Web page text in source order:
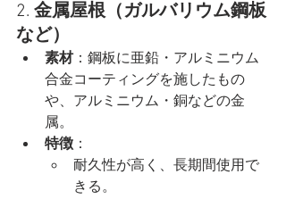
2. 金属屋根（ガルバリウム鋼板
など）
素材：鋼板に亜鉛・アルミニウム
合金コーティングを施したもの
や、アルミニウム・銅などの金
属。
特徴：
耐久性が高く、長期間使用で
きる。